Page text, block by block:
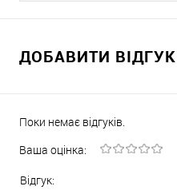
ДОБАВИТИ ВІДГУК
Поки немає відгуків.
Ваша оцінка:
Відгук: